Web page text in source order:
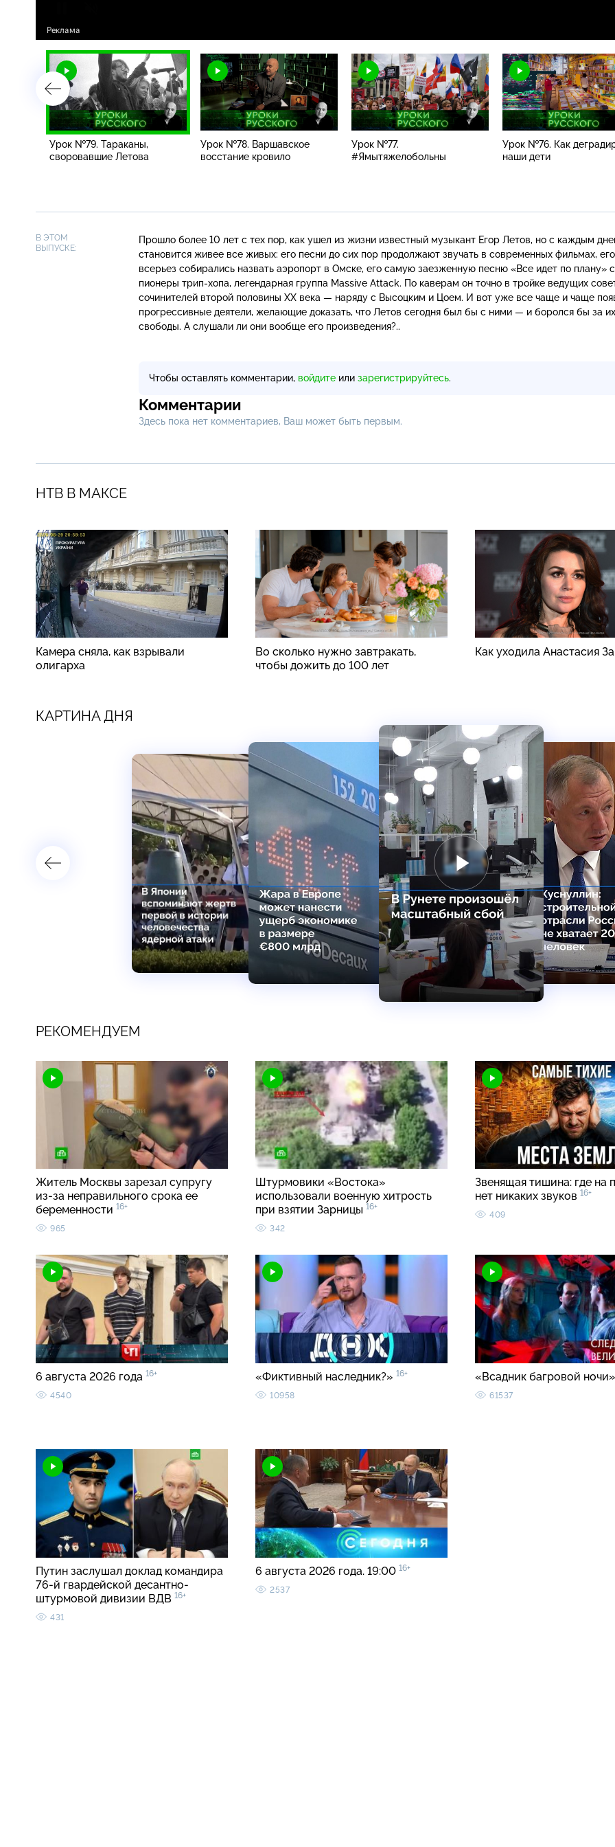
Урок №79. Тараканы,
своровавшие Летова
Урок №78. Варшавское
восстание кровило
Урок №77.
#Ямытяжелобольны
Урок №76. Как
наши дети
В ЭТОМ
ВЫПУСКЕ:
Прошло более 10 лет с тех пор, как ушел из жизни известный музыкант Егор Летов, но с каждым
становится живее все живых: его песни до сих пор продолжают звучать в современных фильмах,
всерьез собирались назвать аэропорт в Омске, его самую заезженную песню «Все идет по плану»
пионеры трип-хопа, легендарная группа Massive Attack. По каверам он точно в тройке ведущих
сочинителей второй половины XX века — наряду с Высоцким и Цоем. И вот уже все чаще и чаще
прогрессивные деятели, желающие доказать, что Летов сегодня был бы с ними — и боролся бы за их
свободы. А слушали ли они вообще его произведения?..
Чтобы оставлять комментарии, войдите или зарегистрируйтесь.
Комментарии
Здесь пока нет комментариев, Ваш может быть первым.
НТВ В МАКСЕ
Камера сняла, как взрывали
олигарха
Во сколько нужно завтракать,
чтобы дожить до 100 лет
Как уходила Анастасия
КАРТИНА ДНЯ
РЕКОМЕНДУЕМ
Житель Москвы зарезал супругу
из-за неправильного срока ее
беременности 16+
965
Штурмовики «Востока»
использовали военную хитрость
при взятии Зарницы 16+
342
Звенящая тишина: где на
нет никаких звуков 16+
409
6 августа 2026 года 16+
4540
«Фиктивный наследник?» 16+
10958
«Всадник багровой
61537
Путин заслушал доклад командира
76-й гвардейской десантно-
штурмовой дивизии ВДВ 16+
431
6 августа 2026 года. 19:00 16+
2537